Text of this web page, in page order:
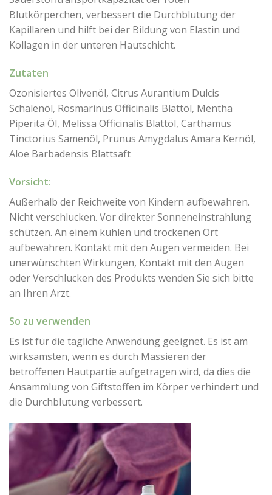
Blutkörperchen, verbessert die Durchblutung der
Kapillaren und hilft bei der Bildung von Elastin und
Kollagen in der unteren Hautschicht.
Zutaten
Ozonisiertes Olivenöl, Citrus Aurantium Dulcis
Schalenöl, Rosmarinus Officinalis Blattöl, Mentha
Piperita Öl, Melissa Officinalis Blattöl, Carthamus
Tinctorius Samenöl, Prunus Amygdalus Amara Kernöl,
Aloe Barbadensis Blattsaft
Vorsicht:
Außerhalb der Reichweite von Kindern aufbewahren.
Nicht verschlucken. Vor direkter Sonneneinstrahlung
schützen. An einem kühlen und trockenen Ort
aufbewahren. Kontakt mit den Augen vermeiden. Bei
unerwünschten Wirkungen, Kontakt mit den Augen
oder Verschlucken des Produkts wenden Sie sich bitte
an Ihren Arzt.
So zu verwenden
Es ist für die tägliche Anwendung geeignet. Es ist am
wirksamsten, wenn es durch Massieren der
betroffenen Hautpartie aufgetragen wird, da dies die
Ansammlung von Giftstoffen im Körper verhindert und
die Durchblutung verbessert.